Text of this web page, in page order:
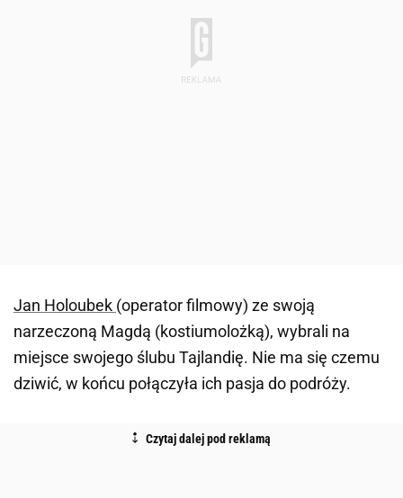
Jan Holoubek (operator filmowy) ze swoją
narzeczoną Magdą (kostiumolożką), wybrali na
miejsce swojego ślubu Tajlandię. Nie ma się czemu
dziwić, w końcu połączyła ich pasja do podróży.